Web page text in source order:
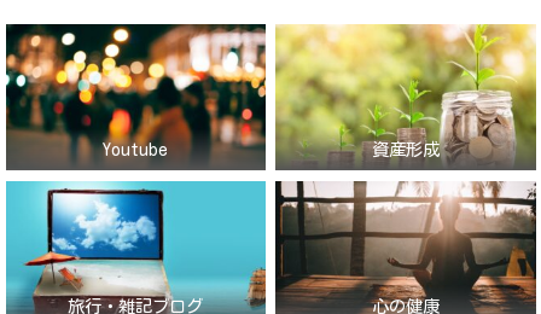
Youtube 資産形成
旅行・雑記ブログ 心の健康